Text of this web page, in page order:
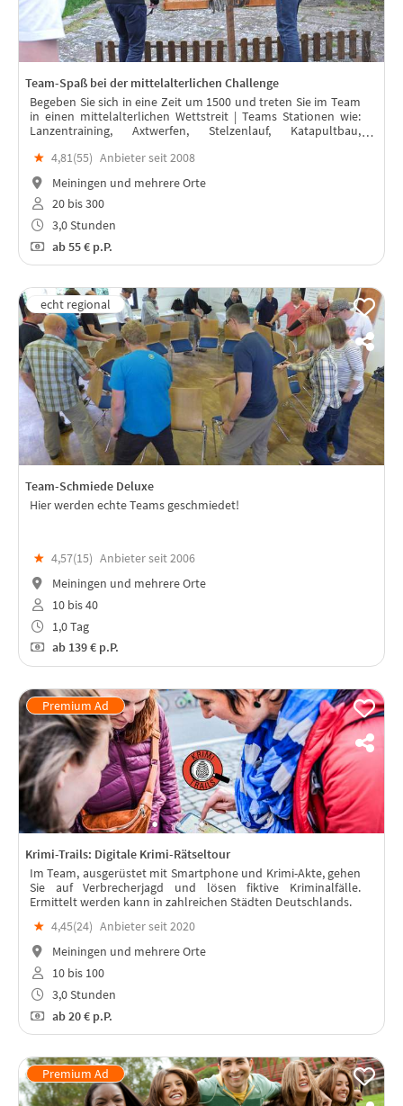
Team-Spaß bei der mittelalterlichen Challenge
Begeben Sie sich in eine Zeit um 1500 und treten Sie im Team
in einen mittelalterlichen Wettstreit | Teams Stationen wie:
Lanzentraining, Axtwerfen, Stelzenlauf, Katapultbau,
★ 4,81(55) Anbieter seit 2008
Meiningen und mehrere Orte
20 bis 300
3,0 Stunden
ab55 € p.P.
Team-Schmiede Deluxe
Hier werden echte Teams geschmiedet!
★ 4,57(15) Anbieter seit 2006
Meiningen und mehrere Orte
10 bis 40
1,0 Tag
ab139 € p.P.
Krimi-Trails: Digitale Krimi-Rätseltour
Im Team, ausgerüstet mit Smartphone und Krimi-Akte, gehen
Sie auf Verbrecherjagd und lösen fiktive Kriminalfälle.
Ermittelt werden kann in zahlreichen Städten Deutschlands.
★ 4,45(24) Anbieter seit 2020
Meiningen und mehrere Orte
10 bis 100
3,0 Stunden
ab20 € p.P.